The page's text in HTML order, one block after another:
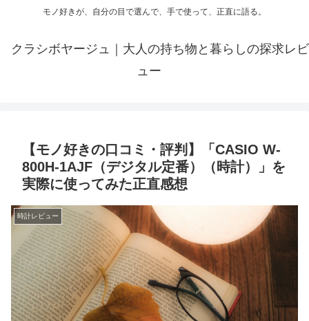
モノ好きが、自分の目で選んで、手で使って、正直に語る。
クラシボヤージュ｜大人の持ち物と暮らしの探求レビ
ュー
【モノ好きの口コミ・評判】「CASIO W-
800H-1AJF（デジタル定番）（時計）」を
実際に使ってみた正直感想
時計レビュー